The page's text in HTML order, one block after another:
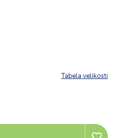
Tabela velikosti